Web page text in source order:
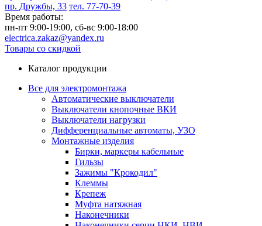
пр. Дружбы, 33 тел. 77-70-39
Время работы:
пн-пт 9:00-19:00, сб-вс 9:00-18:00
electrica.zakaz@yandex.ru
Товары со скидкой
Каталог продукции
Все для электромонтажа
Автоматические выключатели
Выключатели кнопочные ВКИ
Выключатели нагрузки
Дифференциальные автоматы, УЗО
Монтажные изделия
Бирки, маркеры кабельные
Гильзы
Зажимы "Крокодил"
Клеммы
Крепеж
Муфта натяжная
Наконечники